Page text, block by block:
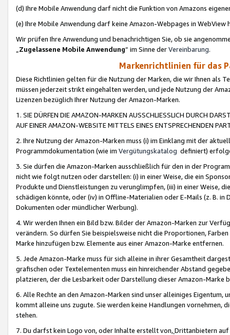
(d) Ihre Mobile Anwendung darf nicht die Funktion von Amazons
(e) Ihre Mobile Anwendung darf keine Amazon-Webpages in WebView
Wir prüfen Ihre Anwendung und benachrichtigen Sie, ob sie
„Zugelassene Mobile Anwendung“ im Sinne derVereinbarung.
Markenrichtlinien für das
Diese Richtlinien gelten für die Nutzung der Marken, die wir Ihnen als
müssen jederzeit strikt eingehalten werden, und jede Nutzung der
Lizenzen bezüglich Ihrer Nutzung der Amazon-Marken.
1. SIE DÜRFEN DIE AMAZON-MARKEN AUSSCHLIESSLICH DURCH
AUF EINER AMAZON-WEBSITE MITTELS EINES ENTSPRECHENDEN
2. Ihre Nutzung der Amazon-Marken muss (i) im Einklang mit der
Programmdokumentation (wie im Vergütungskatalog definiert)
3. Sie dürfen die Amazon-Marken ausschließlich für den in der
nicht wie folgt nutzen oder darstellen: (i) in einer Weise, die ein
Produkte und Dienstleistungen zu verunglimpfen, (iii) in einer Weise,
schädigen könnte, oder (iv) in Offline-Materialien oder E-Mails (z. B. in
Dokumenten oder mündlicher Werbung).
4. Wir werden Ihnen ein Bild bzw. Bilder der Amazon-Marken zur
verändern. So dürfen Sie beispielsweise nicht die Proportionen,
Marke hinzufügen bzw. Elemente aus einer Amazon-Marke entfernen.
5. Jede Amazon-Marke muss für sich alleine in ihrer Gesamtheit
grafischen oder Textelementen muss ein hinreichender Abstand
platzieren, der die Lesbarkeit oder Darstellung dieser Amazon-Marke
6. Alle Rechte an den Amazon-Marken sind unser alleiniges
kommt alleine uns zugute. Sie werden keine Handlungen vornehmen,
stehen.
7. Du darfst kein Logo von, oder Inhalte erstellt von,Drittanbietern auf